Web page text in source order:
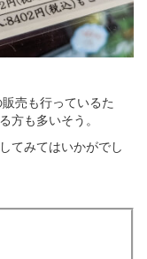
売も行っているた
方も多いそう。
てみてはいかがでし